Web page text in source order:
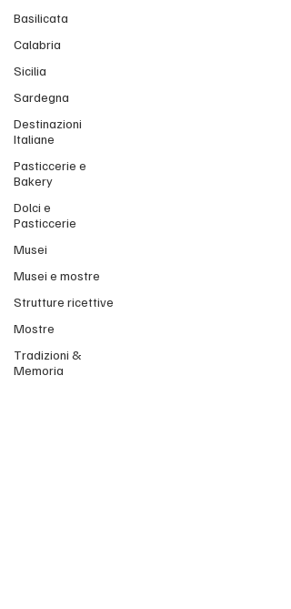
Basilicata
Calabria
Sicilia
Sardegna
Destinazioni
Italiane
Pasticcerie e
Bakery
Dolci e
Pasticcerie
Musei
Musei e mostre
Strutture ricettive
Mostre
Tradizioni &
Memoria